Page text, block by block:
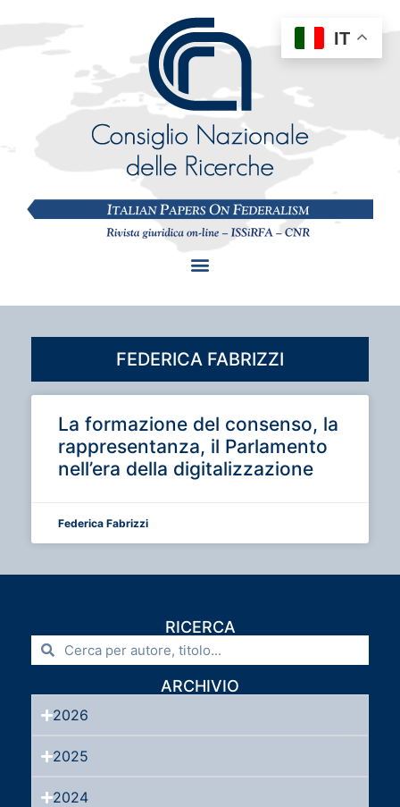
FEDERICA FABRIZZI
La formazione del consenso, la
rappresentanza, il Parlamento
nell’era della digitalizzazione
Federica Fabrizzi
RICERCA
ARCHIVIO
2026
2025
2024
IT